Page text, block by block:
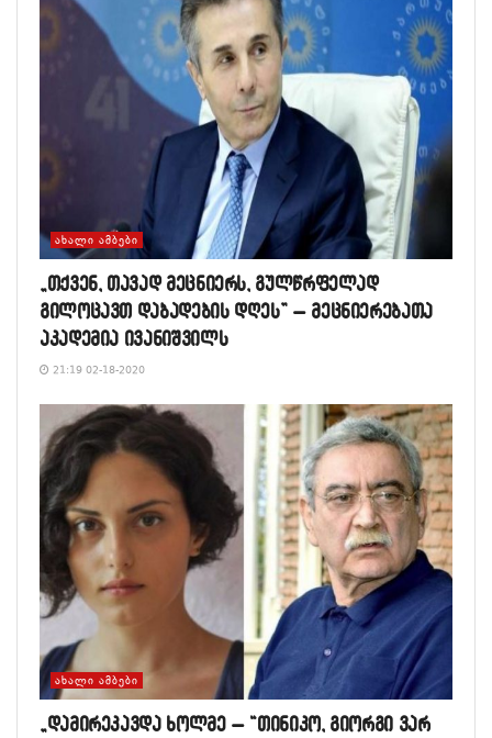
ᲐᲮᲐᲚᲘ ᲐᲛᲑᲔᲑᲘ
„თქვენ, თავად მეცნიერს, გულწრფელად
გილოცავთ დაბადების დღეს” – მეცნიერებათა
აკადემია ივანიშვილს
21:19 02-18-2020
ᲐᲮᲐᲚᲘ ᲐᲛᲑᲔᲑᲘ
„დამირეკავდა ხოლმე – “თინიკო, გიორგი ვარ